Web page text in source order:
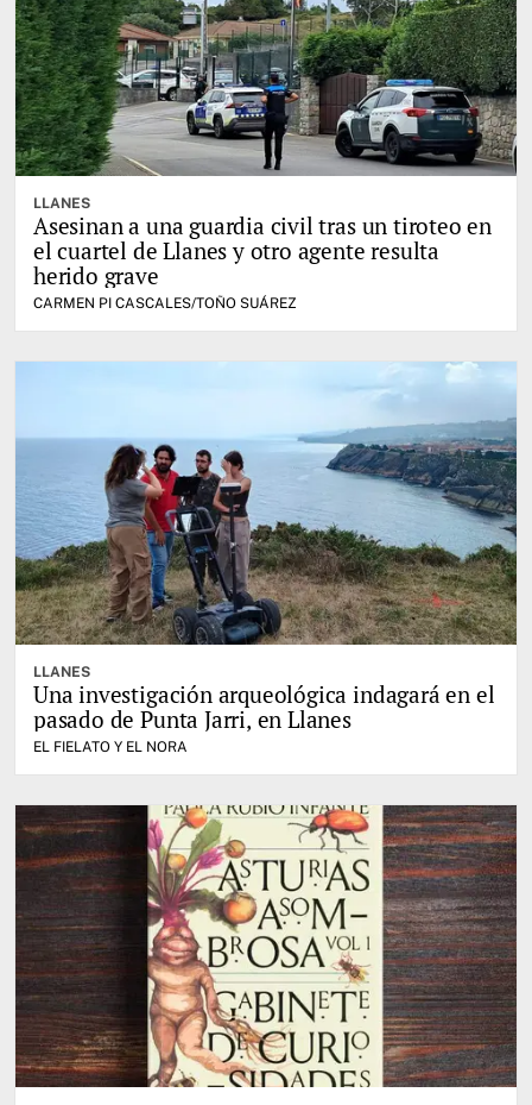
LLANES
Asesinan a una guardia civil tras un tiroteo en
el cuartel de Llanes y otro agente resulta
herido grave
CARMEN PI CASCALES/TOÑO SUÁREZ
LLANES
Una investigación arqueológica indagará en el
pasado de Punta Jarri, en Llanes
EL FIELATO Y EL NORA